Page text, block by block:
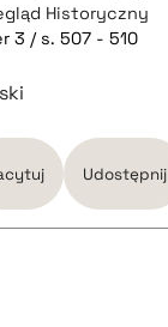
Historyczny
3 / s. 507 - 510
Udostępnij